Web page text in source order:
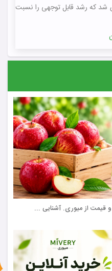
شد که رشد قابل توجهی را نسبت
و قیمت از میوری. آشنایی ...